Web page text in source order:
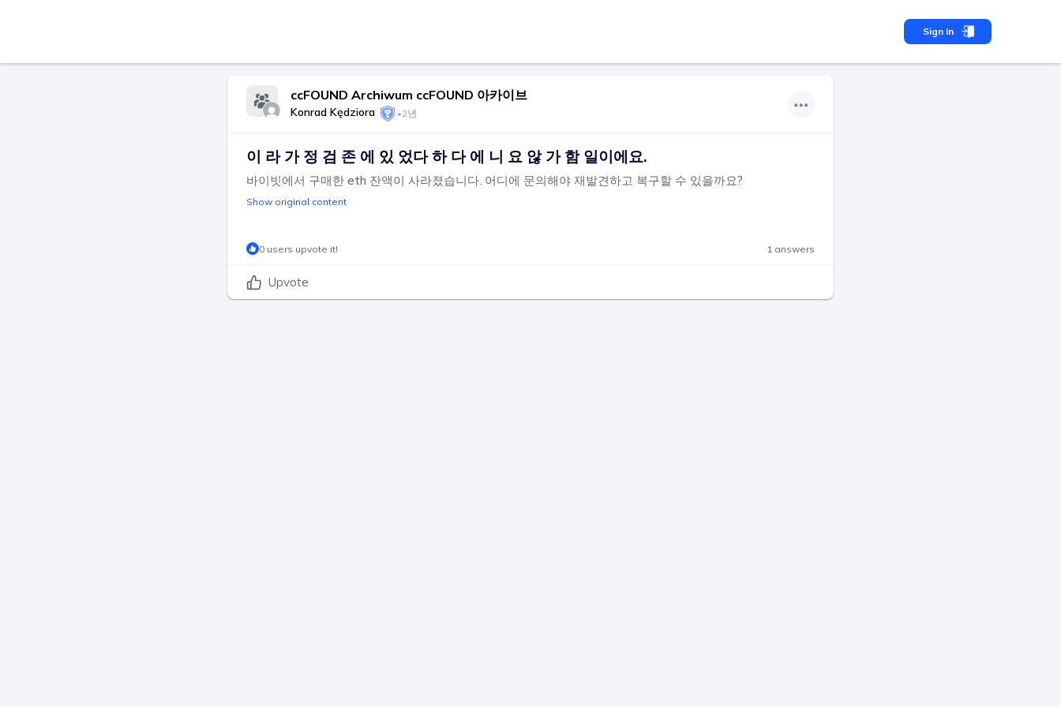
Sign In
ccFOUND Archiwum ccFOUND 아카이브
Konrad Kędziora •2년
이 라 가 정 검 존 에 있 었다 하 다 에 니 요 않 가 함 일이에요.
바이빗에서 구매한 eth 잔액이 사라졌습니다. 어디에 문의해야 재발견하고 복구할 수 있을까요?
Show original content
0 users upvote it! 1 answers
Upvote